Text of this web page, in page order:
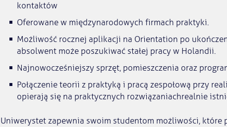
kontaktów
Oferowane w międzynarodowych firmach praktyki.
Możliwość rocznej aplikacji na Orientation po
absolwent może poszukiwać stałej pracy w Holandii.
Najnowocześniejszy sprzęt, pomieszczenia oraz
Połączenie teorii z praktyką i pracą zespołową przy
opierają się na praktycznych rozwiązaniachrealnie
Uniwerystet zapewnia swoim studentom możliwości, które